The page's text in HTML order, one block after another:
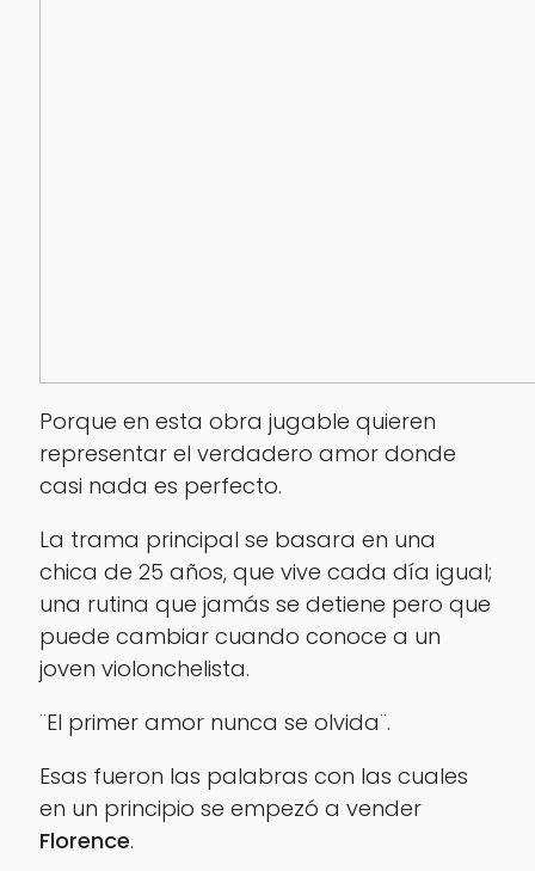
Porque en esta obra jugable quieren
representar el verdadero amor donde
casi nada es perfecto.
La trama principal se basara en una
chica de 25 años, que vive cada día igual;
una rutina que jamás se detiene pero que
puede cambiar cuando conoce a un
joven violonchelista.
¨El primer amor nunca se olvida¨.
Esas fueron las palabras con las cuales
en un principio se empezó a vender
Florence.